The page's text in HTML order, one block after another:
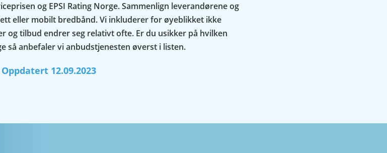
og EPSI Rating Norge. Sammenlign leverandørene og
eller mobilt bredbånd. Vi inkluderer for øyeblikket ikke
og tilbud endrer seg relativt ofte. Er du usikker på hvilken
så anbefaler vi anbudstjenesten øverst i listen.
Oppdatert 12.09.2023